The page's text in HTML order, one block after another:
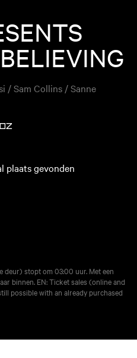
/ Sam Collins / Sanne
OZ
plaats gevonden
deur) stopt om 03:00 uur. Met een
binnen. EN: Ticket sales (online and
possible with an already purchased